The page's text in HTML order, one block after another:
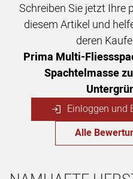
Schreiben Sie jetzt Ihre
diesem Artikel und
deren
Prima Multi-
Spachtelmasse
Einloggen und
Alle